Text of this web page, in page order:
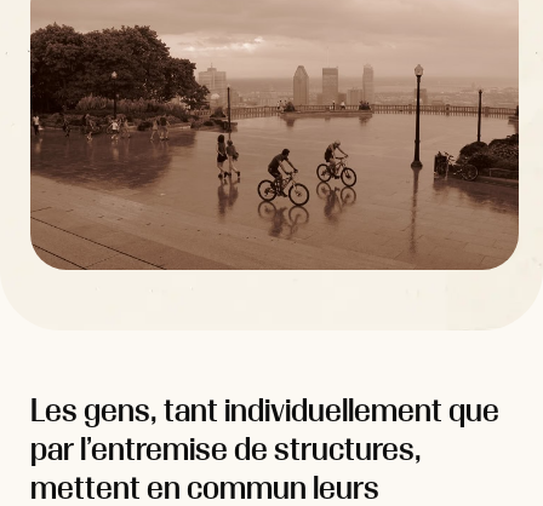
Les gens, tant individuellement que
par l’entremise de structures,
mettent en commun leurs